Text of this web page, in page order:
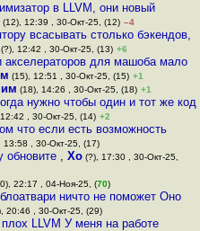
в LLVM, они новый
(12), 12:39 , 30-Окт-25, (12) –4
всасывать столько бэкендов,
(?), 12:42 , 30-Окт-25, (13) +6
акселераторов для машоба мало
(15), 12:51 , 30-Окт-25, (15) +1
(18), 14:26 , 30-Окт-25, (18) +1
нужно чтобы один и тот же код
, 30-Окт-25, (14) +2
что если есть возможность
13:58 , 30-Окт-25, (17)
обновите , Xo(?), 17:30 , 30-Окт-25,
22:17 , 04-Ноя-25, (70)
ничто не поможет Оно
20:46 , 30-Окт-25, (29)
LLVM У меня на работе